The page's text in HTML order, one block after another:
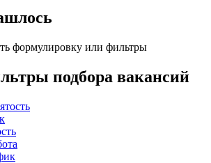
формулировку или фильтры
подбора вакансий